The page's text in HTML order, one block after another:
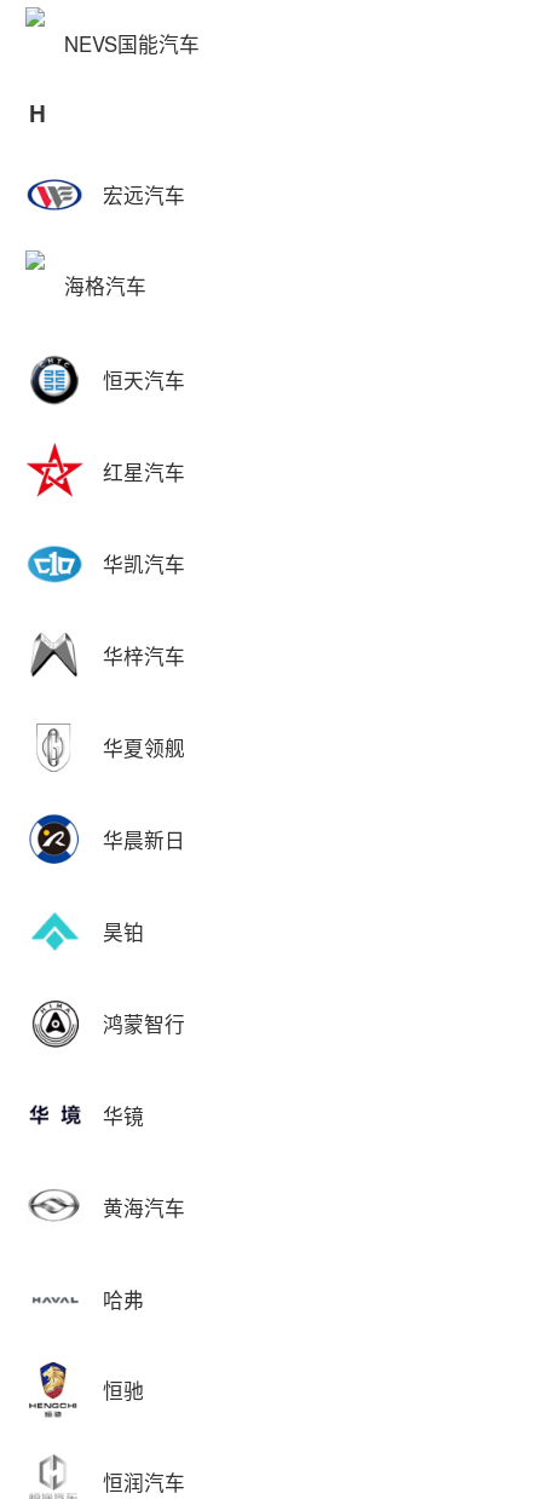
NEVS国能汽车
H
宏远汽车
海格汽车
恒天汽车
红星汽车
华凯汽车
华梓汽车
华夏领舰
华晨新日
昊铂
鸿蒙智行
华镜
黄海汽车
哈弗
恒驰
恒润汽车